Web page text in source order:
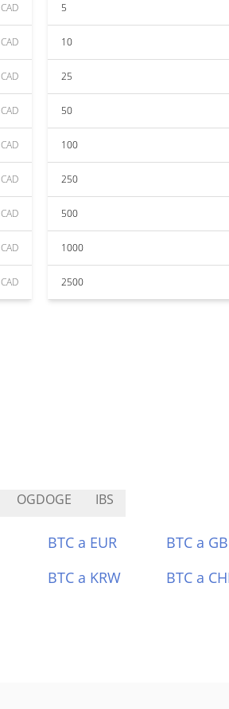
CAD
CAD
CAD
CAD
CAD
CAD
CAD
CAD
CAD
5
10
25
50
100
250
500
1000
2500
OGDOGE IBS
BTC a EUR BTC a
BTC a KRW BTC a